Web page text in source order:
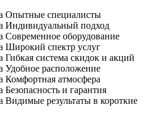
Опытные специалисты
Индивидуальный подход
Современное оборудование
Широкий спектр услуг
Гибкая система скидок и акций
Удобное расположение
Комфортная атмосфера
Безопасность и гарантия
Видимые результаты в короткие